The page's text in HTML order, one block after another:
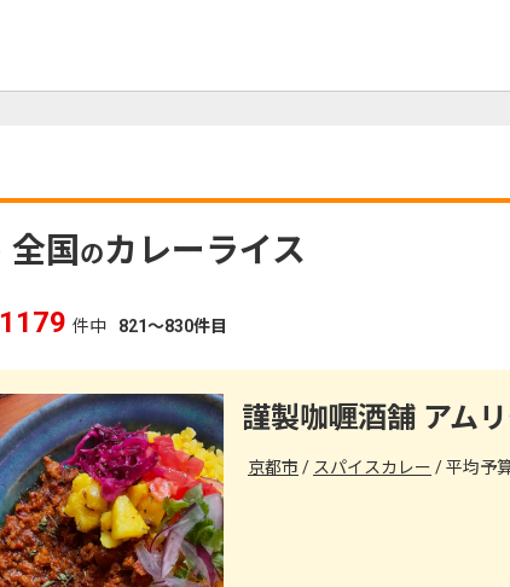
全国 のカレーライス
1179 件中 821～830件目
謹製咖喱酒舗 アム
京都市 スパイスカレー 平均予